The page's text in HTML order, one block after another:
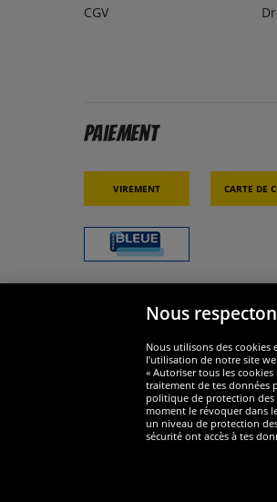
CGV
Paiement
Virement Carte de
Widerruf
Nous
Nous utilisons des cookies
l’utilisation de notre site
« Autoriser tous les
traitement de tes données
politique de protection des
moment le révoquer dans
un niveau de protection
sécurité ont accès à tes